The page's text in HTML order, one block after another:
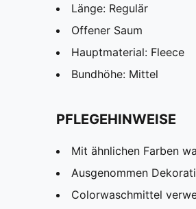
Länge: Regulär
Offener Saum
Hauptmaterial: Fleece
Bundhöhe: Mittel
PFLEGEHINWEISE
Mit ähnlichen Farben
Ausgenommen
Colorwaschmittel